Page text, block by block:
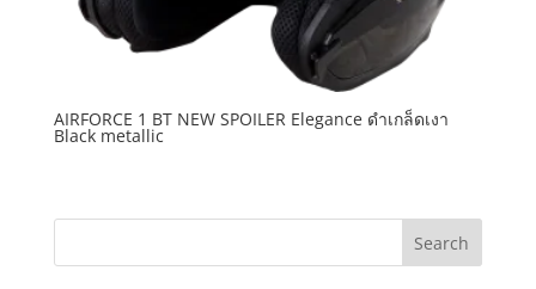
AIRFORCE 1 BT NEW SPOILER Elegance ดำเกล็ดเงา
Black metallic
Search